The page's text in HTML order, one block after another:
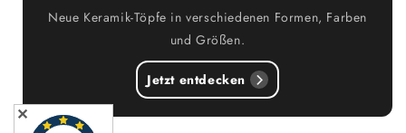
Neue Keramik-Töpfe in verschiedenen Formen, Farben
und Größen.
Jetzt entdecken
✕